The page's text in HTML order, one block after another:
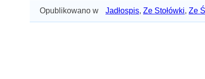
Opublikowano w Jadłospis, Ze Stołówki, Ze